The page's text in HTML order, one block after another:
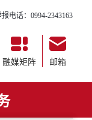
电话：0994-2343163
融媒矩阵 邮箱